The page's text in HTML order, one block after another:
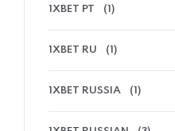
1XBET PT (1)
1XBET RU (1)
1XBET RUSSIA (1)